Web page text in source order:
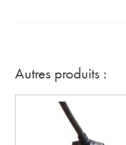
Autres produits :